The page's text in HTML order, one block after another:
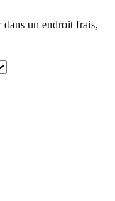
un endroit frais,